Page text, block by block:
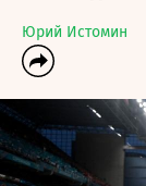
Юрий Истомин